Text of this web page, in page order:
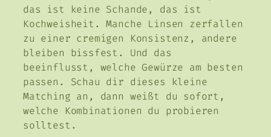
das ist keine Schande, das ist
Kochweisheit. Manche Linsen zerfallen
zu einer cremigen Konsistenz, andere
bleiben bissfest. Und das
beeinflusst, welche Gewürze am besten
passen. Schau dir dieses kleine
Matching an, dann weißt du sofort,
welche Kombinationen du probieren
solltest.